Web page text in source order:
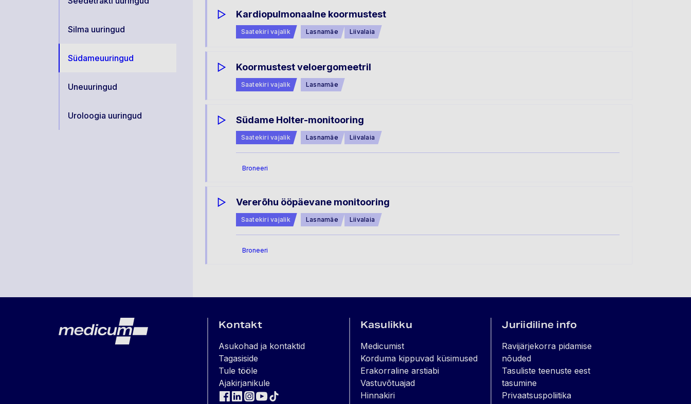
Silma uuringud
Südameuuringud
Uneuuringud
Uroloogia uuringud
Kardiopulmonaalne koormustest
Saatekiri vajalik Lasnamäe Liivalaia
Koormustest veloergomeetril
Saatekiri vajalik Lasnamäe
Südame Holter-monitooring
Saatekiri vajalik Lasnamäe Liivalaia
Broneeri
Vererõhu ööpäevane monitooring
Saatekiri vajalik Lasnamäe Liivalaia
Broneeri
Lehe jalus Kontakt
Asukohad ja kontaktid
Tagasiside
Tule tööle
Ajakirjanikule
Kasulikku
Medicumist
Korduma kippuvad küsimused
Erakorraline arstiabi
Vastuvõtuajad
Hinnakiri
Juriidiline info
Ravijärjekorra pidamise
nõuded
Tasuliste teenuste eest
tasumine
Privaatsuspoliitika